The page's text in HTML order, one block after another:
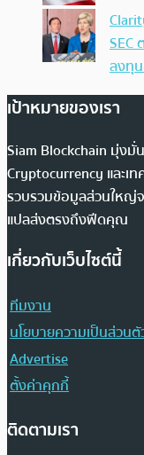
SEC
ลงทุ
เป้าหมายของเรา
Siam Blockchain มุ่งมั่
Cryptocurrency และเ
รวบรวมข้อมูลส่วนใหญ่จ
แปลส่งตรงถึงฟีดคุณ
เกี่ยวกับเว็บไซต์นี้
ทีมงาน
นโยบายความเป็นส่วนตั
Advertise
ตั้งค่าคุกกี้
ติดตามเรา